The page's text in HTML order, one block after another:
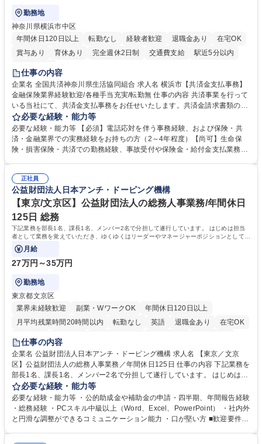
勤務地
神奈川県横浜市中区
年間休日120日以上
転勤なし 経験者歓迎 退職金あり
在宅OK
賞与あり
育休あり 完全週休2日制 交通費支給
駅近5分以内
土日祝休み
仕事の内容
企業名 全国共済神奈川県生活協同組合 求人名 横浜市【共済金支払事務】
金融保険業界経験歓迎/各種手当充実/転勤無 仕事の内容 共済事業を行って
いる当社にて、共済金支払事務をお任せいたします。共済金請求書類の受
付・内容確認・審査・データ入力のほか、加入者様や医療機関等からの問
い合わせ電話対応や書類発送等を担当します。 ■共済金請求書類の受付、
内容確認、および共済金支払に関する審査・事務処理業務全般を担当 ■専
用システムへのデータ入力、各種必要書類の作成・発送作業 ■加入者様や
指定する業務 募集職種 横浜市【共済金支払事務】金融保険業界経験歓迎/
各種手当充実/転勤無
必要な経験・能力等
必要な経験・能力等 【必須】電話応対を伴う事務経験、および保険・共
済・金融業界での実務経験をお持ちの方（2～4年程度）【尚可】生命保
険・損害保険・共済での勤務経験、事故受付や保険金・給付金支払業務経
務へのキャリアチェンジ希望者も大歓迎です！ 学歴・資格 学歴：大学院
大学 高専 短大 専修学校 高校 語学力： 資格：
正社員
公益財団法人日本アンチ・ドーピング機構
【東京/文京区】公益財団法人の総務人事業務/年間休日
125日 総務
下記業務を部長1名、課長1名、メンバー2名で分担して遂行しています。 はじめは担当
者として業務を覚えていただき、ゆくゆくはリーダーやマネージャーポジションとして活
躍いただくことを期待しています。
月給
27万円～35万円
勤務地
東京都文京区
業界未経験歓迎
副業・WワークOK
年間休日120日以上
月平均残業時間20時間以内
転勤なし 英語 退職金あり
在宅OK
賞与あり
育休あり
食事補助あり
仕事の内容
企業名 公益財団法人日本アンチ・ドーピング機構 求人名 【東京／文京
区】公益財団法人の総務人事業務／年間休日125日 仕事の内容 下記業務を
部長1名、課長1名、メンバー2名で分担して遂行しています。 はじめは担
当者として業務を覚えていただき、ゆくゆくはリーダーやマネージャーポ
ジションとして活躍いただくことを期待しています。 【総務・人事グルー
プの業務内容】 ・人事制度関連 ・採用活動 ・教育研修の企画、実行 ・勤
怠管理 ・官公庁への各種提出 ・法定の会議運営（評議員会、理事会） ・
必要な経験・能力等
必要な経験・能力等 ・公的助成金や補助金の申請・四半期、年間報告経験
・総務経験 ・PCスキル中級以上（Word、Excel、PowerPoint） ・社内外
と円滑な調整ができるコミュニケーション能力 ・口が堅い方 ■歓迎要件